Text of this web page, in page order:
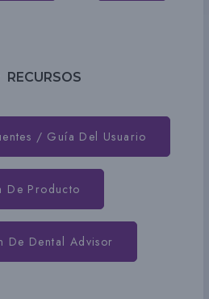
RECURSOS
/ Guía Del Usuario
De Producto
De Dental Advisor